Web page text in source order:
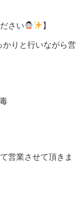
さい
】
りと行いながら営
営業させて頂きま